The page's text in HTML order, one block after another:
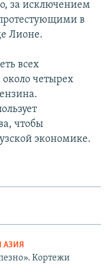
за исключением
в
Лионе.
всех
четырех
чтобы
экономике.
АЗИЯ
Кортежи